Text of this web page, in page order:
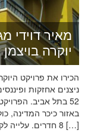
יוקרה בויצמן 52 תל אביב
8 חדרים. עלייה לקרקע צפויה במאי 2026 עם ליווי […]